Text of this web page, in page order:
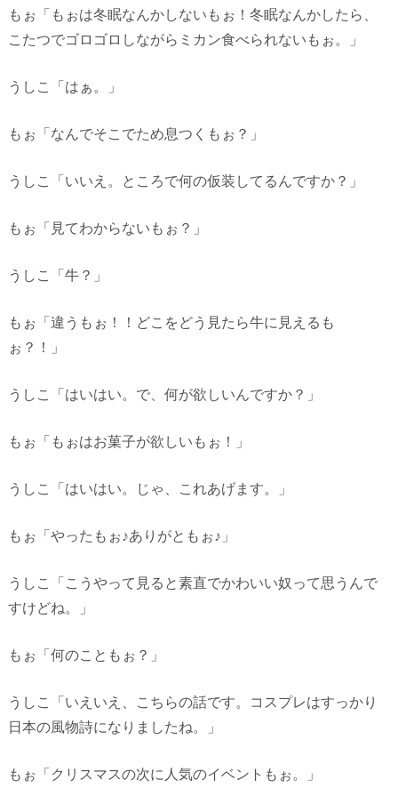
もぉ「もぉは冬眠なんかしないもぉ！冬眠なんかしたら、
こたつでゴロゴロしながらミカン食べられないもぉ。」
うしこ「はぁ。」
もぉ「なんでそこでため息つくもぉ？」
うしこ「いいえ。ところで何の仮装してるんですか？」
もぉ「見てわからないもぉ？」
うしこ「牛？」
もぉ「違うもぉ！！どこをどう見たら牛に見えるも
ぉ？！」
うしこ「はいはい。で、何が欲しいんですか？」
もぉ「もぉはお菓子が欲しいもぉ！」
うしこ「はいはい。じゃ、これあげます。」
もぉ「やったもぉ♪ありがともぉ♪」
うしこ「こうやって見ると素直でかわいい奴って思うんで
すけどね。」
もぉ「何のこともぉ？」
うしこ「いえいえ、こちらの話です。コスプレはすっかり
日本の風物詩になりましたね。」
もぉ「クリスマスの次に人気のイベントもぉ。」